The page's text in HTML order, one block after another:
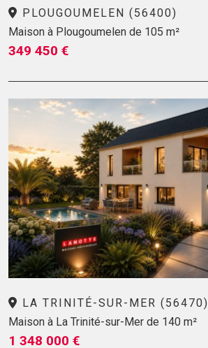
PLOUGOUMELEN (56400)
Maison à Plougoumelen de 105 m²
349 450 €
LA TRINITÉ-SUR-MER (56470)
Maison à La Trinité-sur-Mer de 140 m²
1 348 000 €